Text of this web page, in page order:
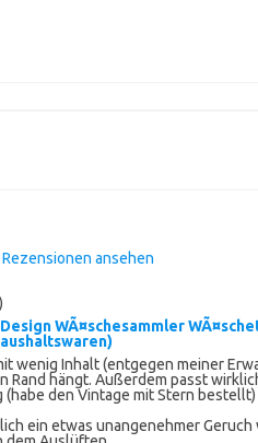
ansehen
)
WÃ¤schesammler
wenig Inhalt (entgegen meiner
Rand hängt. Außerdem passt
den Vintage mit Stern
ein etwas unangenehmer